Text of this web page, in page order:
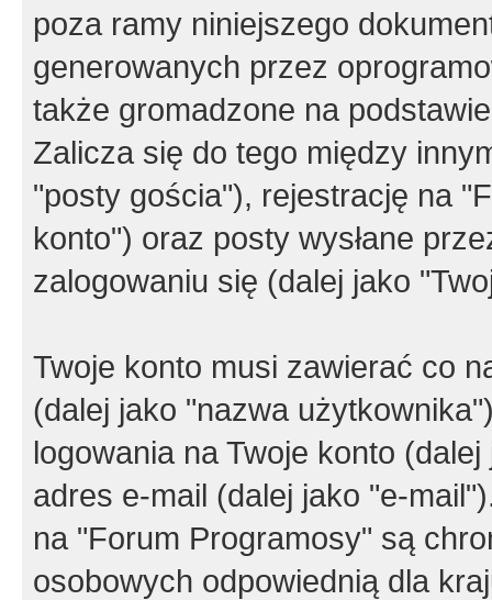
poza ramy niniejszego
generowanych przez
także gromadzone na
Zalicza się do tego między
"posty gościa"), rejestrację na
konto") oraz posty wysłane
zalogowaniu się (dalej jako
Twoje konto musi zawierać co
(dalej jako "nazwa
logowania na Twoje konto
adres e-mail (dalej jako "e-
na "Forum Programosy" są
osobowych odpowiednią dla